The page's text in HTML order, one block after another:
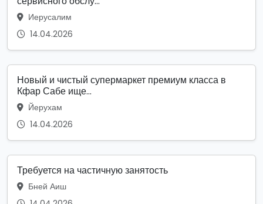
Иерусалим
14.04.2026
Новый и чистый супермаркет премиум класса в
Кфар Сабе ище...
Йерухам
14.04.2026
Требуется на частичную занятость
Бней Аиш